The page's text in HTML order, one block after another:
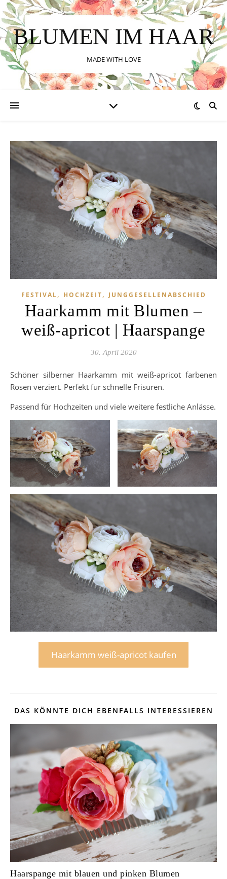
BLUMEN IM HAAR
MADE WITH LOVE
FESTIVAL, HOCHZEIT, JUNGGESELLENABSCHIED
Haarkamm mit Blumen –
weiß-apricot | Haarspange
30. April 2020
Schöner silberner Haarkamm mit weiß-apricot farbenen
Rosen verziert. Perfekt für schnelle Frisuren.
Passend für Hochzeiten und viele weitere festliche Anlässe.
Haarkamm weiß-apricot kaufen
DAS KÖNNTE DICH EBENFALLS INTERESSIEREN
Haarspange mit blauen und pinken Blumen